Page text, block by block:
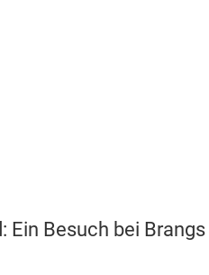
Ein Besuch bei Brangs